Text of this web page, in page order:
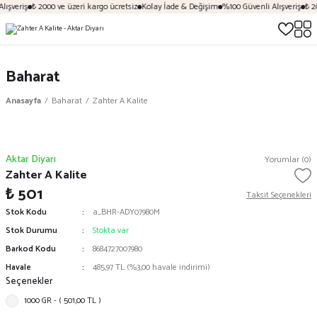
₺ 2000 ve üzeri kargo ücretsiz Kolay İade & Değişim %100 Güvenli Alışveriş ₺
Baharat
Anasayfa Baharat Zahter A Kalite
Aktar Diyarı Yorumlar (0)
Zahter A Kalite
₺ 501
Taksit Seçenekleri
Stok Kodu
a_BHR-ADY07980M
Stok Durumu
Stokta var
Barkod Kodu
8684727007980
Havale
485,97 TL (%3,00 havale indirimi)
Seçenekler
1000 GR - ( 501,00 TL )